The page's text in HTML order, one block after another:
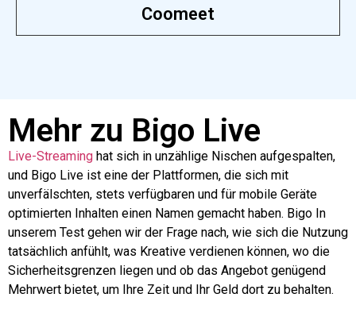
Coomeet
Mehr zu Bigo Live
Live-Streaming hat sich in unzählige Nischen aufgespalten,
und Bigo Live ist eine der Plattformen, die sich mit
unverfälschten, stets verfügbaren und für mobile Geräte
optimierten Inhalten einen Namen gemacht haben. Bigo In
unserem Test gehen wir der Frage nach, wie sich die Nutzung
tatsächlich anfühlt, was Kreative verdienen können, wo die
Sicherheitsgrenzen liegen und ob das Angebot genügend
Mehrwert bietet, um Ihre Zeit und Ihr Geld dort zu behalten.